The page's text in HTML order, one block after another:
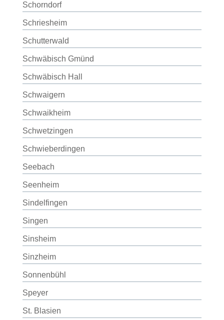
Schorndorf
Schriesheim
Schutterwald
Schwäbisch Gmünd
Schwäbisch Hall
Schwaigern
Schwaikheim
Schwetzingen
Schwieberdingen
Seebach
Seenheim
Sindelfingen
Singen
Sinsheim
Sinzheim
Sonnenbühl
Speyer
St. Blasien